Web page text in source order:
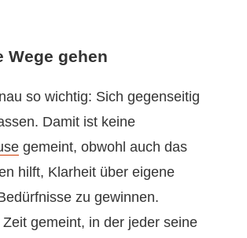
Wege gehen
so wichtig: Sich gegenseitig
Damit ist keine
gemeint, obwohl auch das
hilft, Klarheit über eigene
zu gewinnen.
gemeint, in der jeder seine